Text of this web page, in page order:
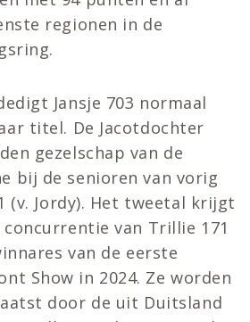
regionen in de
Jansje 703 normaal
titel. De Jacotdochter
gezelschap van de
bij de senioren van vorig
(v. Jordy). Het tweetal krijgt
van Trillie 171
van de eerste
Show in 2024. Ze worden
door de uit Duitsland